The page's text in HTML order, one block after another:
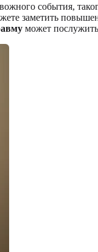
события,
заметить
может